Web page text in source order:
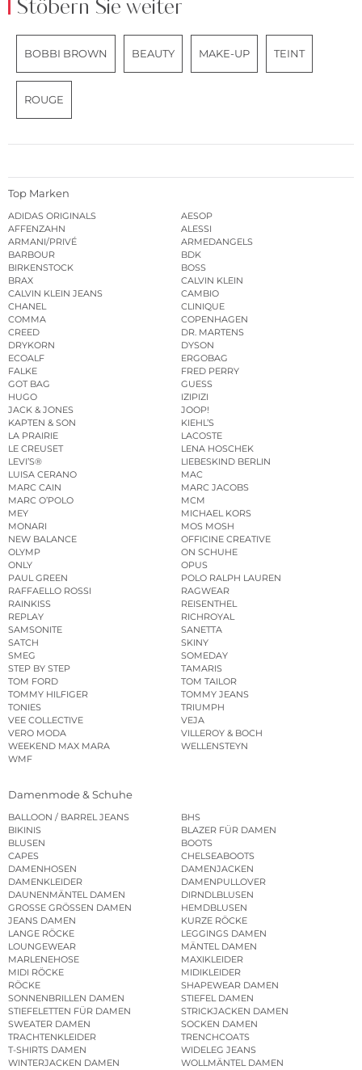
Stöbern Sie weiter
BOBBI BROWN BEAUTY MAKE-UP TEINT
ROUGE
Top Marken
ADIDAS ORIGINALS
AESOP
AFFENZAHN
ALESSI
ARMANI/PRIVÉ
ARMEDANGELS
BARBOUR
BDK
BIRKENSTOCK
BOSS
BRAX
CALVIN KLEIN
CALVIN KLEIN JEANS
CAMBIO
CHANEL
CLINIQUE
COMMA
COPENHAGEN
CREED
DR. MARTENS
DRYKORN
DYSON
ECOALF
ERGOBAG
FALKE
FRED PERRY
GOT BAG
GUESS
HUGO
IZIPIZI
JACK & JONES
JOOP!
KAPTEN & SON
KIEHL’S
LA PRAIRIE
LACOSTE
LE CREUSET
LENA HOSCHEK
LEVI’S®
LIEBESKIND BERLIN
LUISA CERANO
MAC
MARC CAIN
MARC JACOBS
MARC O’POLO
MCM
MEY
MICHAEL KORS
MONARI
MOS MOSH
NEW BALANCE
OFFICINE CREATIVE
OLYMP
ON SCHUHE
ONLY
OPUS
PAUL GREEN
POLO RALPH LAUREN
RAFFAELLO ROSSI
RAGWEAR
RAINKISS
REISENTHEL
REPLAY
RICHROYAL
SAMSONITE
SANETTA
SATCH
SKINY
SMEG
SOMEDAY
STEP BY STEP
TAMARIS
TOM FORD
TOM TAILOR
TOMMY HILFIGER
TOMMY JEANS
TONIES
TRIUMPH
VEE COLLECTIVE
VEJA
VERO MODA
VILLEROY & BOCH
WEEKEND MAX MARA
WELLENSTEYN
WMF
Damenmode & Schuhe
BALLOON / BARREL JEANS
BHS
BIKINIS
BLAZER FÜR DAMEN
BLUSEN
BOOTS
CAPES
CHELSEABOOTS
DAMENHOSEN
DAMENJACKEN
DAMENKLEIDER
DAMENPULLOVER
DAUNENMÄNTEL DAMEN
DIRNDLBLUSEN
GROSSE GRÖSSEN DAMEN
HEMDBLUSEN
JEANS DAMEN
KURZE RÖCKE
LANGE RÖCKE
LEGGINGS DAMEN
LOUNGEWEAR
MÄNTEL DAMEN
MARLENEHOSE
MAXIKLEIDER
MIDI RÖCKE
MIDIKLEIDER
RÖCKE
SHAPEWEAR DAMEN
SONNENBRILLEN DAMEN
STIEFEL DAMEN
STIEFELETTEN FÜR DAMEN
STRICKJACKEN DAMEN
SWEATER DAMEN
SOCKEN DAMEN
TRACHTENKLEIDER
TRENCHCOATS
T-SHIRTS DAMEN
WIDELEG JEANS
WINTERJACKEN DAMEN
WOLLMÄNTEL DAMEN